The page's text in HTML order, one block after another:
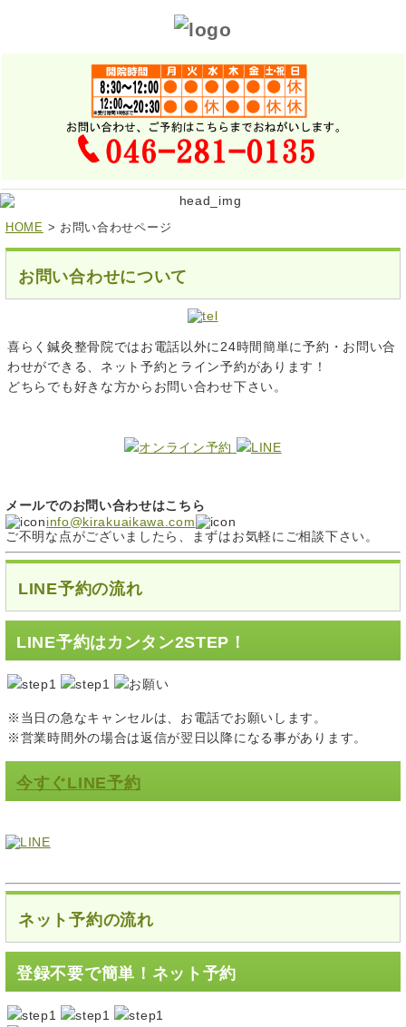
HOME > お問い合わせページ
お問い合わせについて
喜らく鍼灸整骨院ではお電話以外に24時間簡単に予約・お問い合
わせができる、ネット予約とライン予約があります！
どちらでも好きな方からお問い合わせ下さい。
メールでのお問い合わせはこちら
info@kirakuaikawa.com
ご不明な点がございましたら、まずはお気軽にご相談下さい。
LINE予約の流れ
LINE予約はカンタン2STEP！
※当日の急なキャンセルは、お電話でお願いします。
※営業時間外の場合は返信が翌日以降になる事があります。
今すぐLINE予約
ネット予約の流れ
登録不要で簡単！ネット予約